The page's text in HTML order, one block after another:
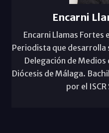
Encarni
Encarni Llamas Fortes
Periodista que desarrolla
Delegación de Medios
Diócesis de Málaga.
por el ISCR